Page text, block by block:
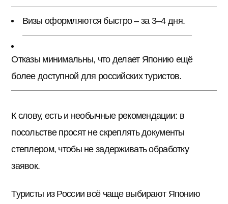
Визы оформляются быстро – за 3–4 дня.
Отказы минимальны, что делает Японию ещё
более доступной для российских туристов.
К слову, есть и необычные рекомендации: в
посольстве просят не скреплять документы
степлером, чтобы не задерживать обработку
заявок.
Туристы из России всё чаще выбирают Японию